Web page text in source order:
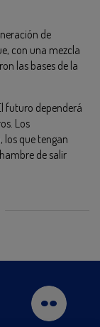
de
con una mezcla
las bases de la
futuro dependerá
Los
los que tengan
de salir